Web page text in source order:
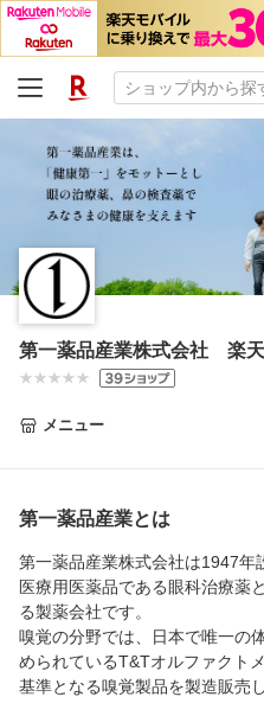
第一薬品産業株式会社 楽
メニュー
第一薬品産業とは
第一薬品産業株式会社は1947年
医療用医薬品である眼科治療薬
る製薬会社です。
嗅覚の分野では、日本で唯一の
められているT&Tオルファクト
基準となる嗅覚製品を製造販売